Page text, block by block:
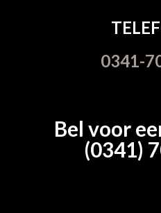
0341-
Bel voor
(0341)